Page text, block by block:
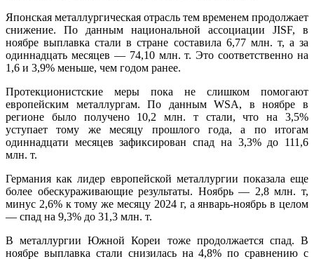
Японская металлургическая отрасль тем временем продолжает
снижение. По данным национальной ассоциации JISF, в
ноябре выплавка стали в стране составила 6,77 млн. т, а за
одиннадцать месяцев — 74,10 млн. т. Это соответственно на
1,6 и 3,9% меньше, чем годом ранее.
Протекционистские меры пока не слишком помогают
европейским металлургам. По данным WSA, в ноябре в
регионе было получено 10,2 млн. т стали, что на 3,5%
уступает тому же месяцу прошлого года, а по итогам
одиннадцати месяцев зафиксирован спад на 3,3% до 111,6
млн. т.
Германия как лидер европейской металлургии показала еще
более обескураживающие результаты. Ноябрь — 2,8 млн. т,
минус 2,6% к тому же месяцу 2024 г, а январь-ноябрь в целом
— спад на 9,3% до 31,3 млн. т.
В металлургии Южной Кореи тоже продолжается спад. В
ноябре выплавка стали снизилась на 4,8% по сравнению с